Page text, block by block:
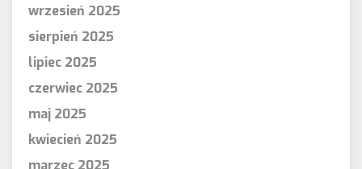
wrzesień 2025
sierpień 2025
lipiec 2025
czerwiec 2025
maj 2025
kwiecień 2025